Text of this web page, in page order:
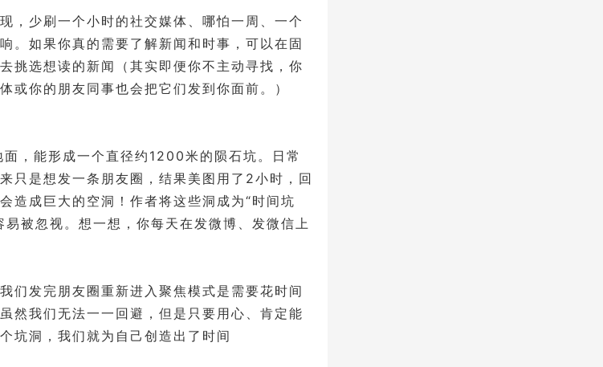
，少刷一个小时的社交媒体、哪怕一周、一个
。如果你真的需要了解新闻和时事，可以在固
挑选想读的新闻（其实即便你不主动寻找，你
或你的朋友同事也会把它们发到你面前。）
，能形成一个直径约1200米的陨石坑。日常
只是想发一条朋友圈，结果美图用了2小时，回
造成巨大的空洞！作者将这些洞成为“时间坑
被忽视。想一想，你每天在发微博、发微信上
们发完朋友圈重新进入聚焦模式是需要花时间
然我们无法一一回避，但是只要用心、肯定能
坑洞，我们就为自己创造出了时间